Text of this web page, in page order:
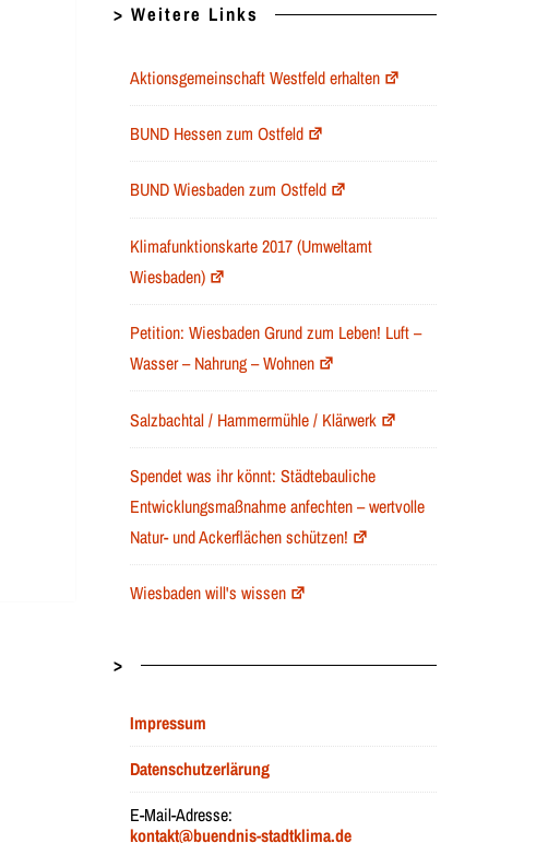
> Weitere Links
Aktionsgemeinschaft Westfeld erhalten
BUND Hessen zum Ostfeld
BUND Wiesbaden zum Ostfeld
Klimafunktionskarte 2017 (Umweltamt
Wiesbaden)
Petition: Wiesbaden Grund zum Leben! Luft –
Wasser – Nahrung – Wohnen
Salzbachtal / Hammermühle / Klärwerk
Spendet was ihr könnt: Städtebauliche
Entwicklungsmaßnahme anfechten – wertvolle
Natur- und Ackerflächen schützen!
Wiesbaden will's wissen
>
Impressum
Datenschutzerlärung
E-Mail-Adresse:
kontakt@buendnis-stadtklima.de